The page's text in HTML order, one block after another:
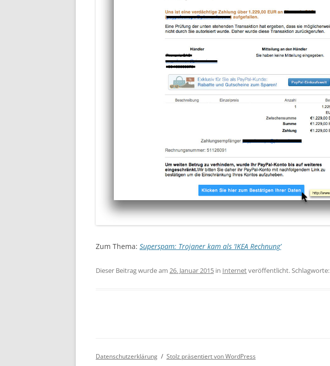
Zum Thema: Superspam: Trojaner kam als ‘IKEA Rechnung’
Dieser Beitrag wurde am 26. Januar 2015 in Internetveröffentlicht. Schlagworte:
Datenschutzerklärung Stolz präsentiert von WordPress